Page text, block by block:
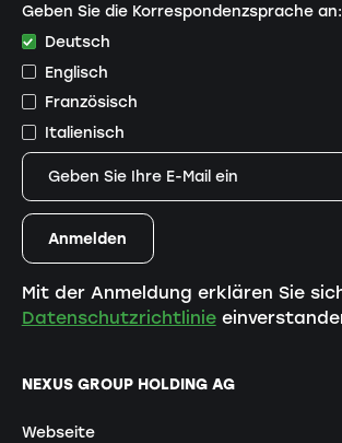
NEXUS GROUP HOLDING AG
Webseite
Geben Sie die Korrespondenzsprache an:
Deutsch
Englisch
Französisch
Italienisch
Mit der Anmeldung erklären Sie
Datenschutzrichtlinie